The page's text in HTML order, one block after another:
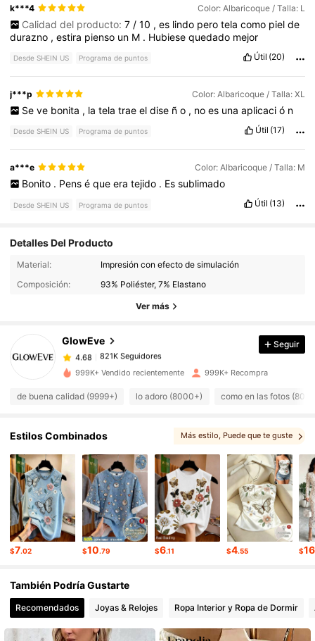
k***4 Color: Albaricoque / Talla: L
Calidad del producto: 7 / 10 , es lindo pero tela como piel de
durazno ,estira pienso un M . Hubiesequedado mejor
Desde SHEIN US Programa de puntos Útil (20)
j***p Color: Albaricoque / Talla: XL
Se ve bonita , la tela trae el dise ñ o , no es una aplicaci ó n
Desde SHEIN US Programa de puntos Útil (17)
a***e Color: Albaricoque / Talla: M
Bonito . Pens é que era tejido . Es sublimado
Desde SHEIN US Programa de puntos Útil (13)
Detalles Del Producto
Material:
Impresión con efecto de simulación
Composición:
93% Poliéster, 7% Elastano
Ver más
GlowEve
821K Seguidores
821K Seguidores
4.68
821K Seguidores
4.68 821K Seguidores
4.68 821K Seguidores
4.68 821K Seguidores
4.68 821K Seguidores
4.68 821K Seguidores
Seguir
999K+ Vendido recientemente 999K+ Recompra
de buena calidad (9999+) lo adoro (8000+) como en las fotos
Estilos Combinados Más estilo, Puede que te guste
, También te puede interesar
$7.02 $10.79 $6.11 $4.55 $16
También Podría Gustarte
Recomendados Joyas & Relojes Ropa Interior y Ropa de Dormir